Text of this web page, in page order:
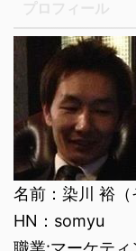
名前：染川 裕（
HN：somyu